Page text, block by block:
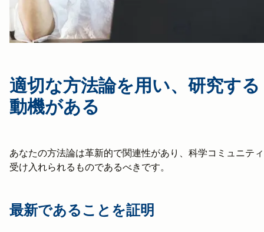
適切な方法論を用い、研究する
動機がある
あなたの方法論は革新的で関連性があり、科学コミュニテ
受け入れられるものであるべきです。
最新であることを証明